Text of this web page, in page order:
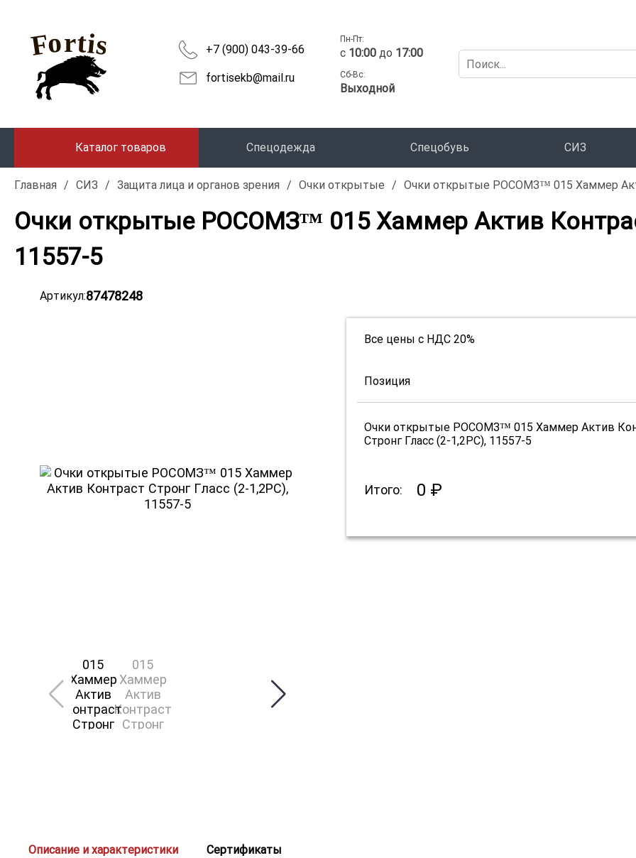
+7 (900) 043-39-66
fortisekb@mail.ru
Пн-Пт:
c 10:00 до 17:00
Сб-Вс:
Выходной
Каталог товаров Спецодежда Спецобувь СИЗ
Главная / СИЗ / Защита лица и органов зрения / Очки открытые / Очки открытые РОСОМЗ™ 015 Хаммер
Очки открытые РОСОМЗ™ 015 Хаммер Актив
11557-5
Артикул:87478248
Все цены с НДС 20%
Позиция
Очки открытые РОСОМЗ™ 015 Хаммер Актив
Стронг Гласс (2-1,2PC), 11557-5
Итого: 0 ₽
Описание и характеристики Сертификаты